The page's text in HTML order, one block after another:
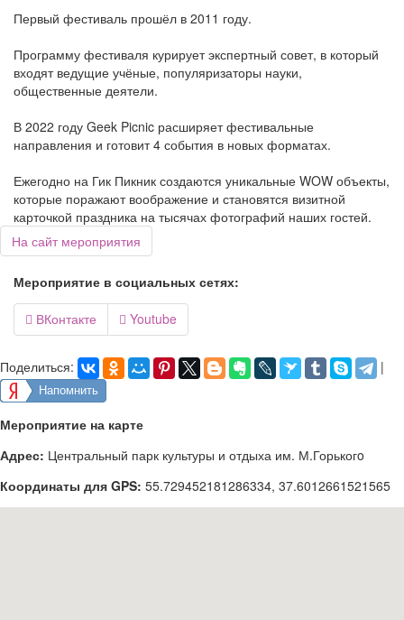
Первый фестиваль прошёл в 2011 году.
Программу фестиваля курирует экспертный совет, в который
входят ведущие учёные, популяризаторы науки,
общественные деятели.
В 2022 году Geek Picnic расширяет фестивальные
направления и готовит 4 события в новых форматах.
Ежегодно на Гик Пикник создаются уникальные WOW объекты,
которые поражают воображение и становятся визитной
карточкой праздника на тысячах фотографий наших гостей.
На сайт мероприятия
Мероприятие в социальных сетях:
 ВКонтакте  Youtube
Поделиться: |
Напомнить
Мероприятие на карте
Адрес: Центральный парк культуры и отдыха им. М.Горькогo
Координаты для GPS: 55.729452181286334, 37.6012661521565